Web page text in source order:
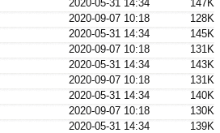
2020-05-31 14:34
147K
2020-09-07 10:18
128K
2020-05-31 14:34
145K
2020-09-07 10:18
131K
2020-05-31 14:34
143K
2020-09-07 10:18
131K
2020-05-31 14:34
140K
2020-09-07 10:18
130K
2020-05-31 14:34
139K